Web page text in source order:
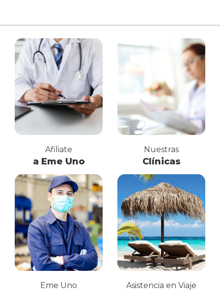
Afiliate
a Eme Uno
Nuestras
Clínicas
Eme Uno Asistencia en Viaje